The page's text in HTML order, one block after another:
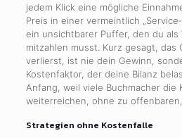
jedem Klick eine mögliche
Preis in einer vermeintlich
ein unsichtbarer Puffer, den du als
mitzahlen musst. Kurz gesagt, das
verlierst, ist nie dein Gewinn,
Kostenfaktor, der deine Bilanz
Anfang, weil viele Buchmacher die
weiterreichen, ohne zu
Strategien ohne Kostenfalle